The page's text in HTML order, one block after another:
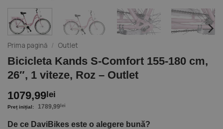
Prima pagină / Outlet
Bicicleta Kands S-Comfort 155-180 cm,
26″, 1 viteze, Roz – Outlet
1079,99 lei
1789,99 lei
De ce DaviBikes este o alegere bună?